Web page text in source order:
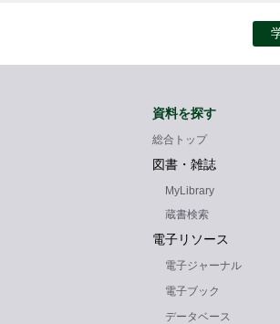
資料を探す
総合トップ
図書・雑誌
MyLibrary
蔵書検索
電子リソース
電子ジャーナル
電子ブック
データベース